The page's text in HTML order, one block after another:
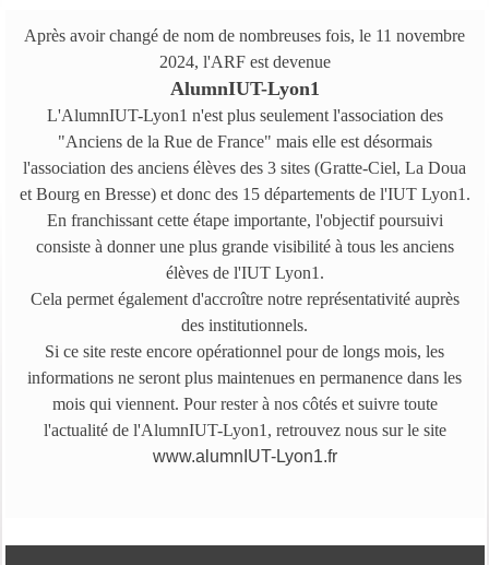
Après avoir changé de nom de nombreuses fois, le 11 novembre
2024, l'ARF est devenue
AlumnIUT-Lyon1
L'AlumnIUT-Lyon1 n'est plus seulement l'association des
"Anciens de la Rue de France" mais elle est désormais
l'association des anciens élèves des 3 sites (Gratte-Ciel, La Doua
et Bourg en Bresse) et donc des 15 départements de l'IUT Lyon1.
En franchissant cette étape importante, l'objectif poursuivi
consiste à donner une plus grande visibilité à tous les anciens
élèves de l'IUT Lyon1.
Cela permet également d'accroître notre représentativité auprès
des institutionnels.
Si ce site reste encore opérationnel pour de longs mois, les
informations ne seront plus maintenues en permanence dans les
mois qui viennent. Pour rester à nos côtés et suivre toute
l'actualité de l'AlumnIUT-Lyon1, retrouvez nous sur le site
www.alumnIUT-Lyon1.fr